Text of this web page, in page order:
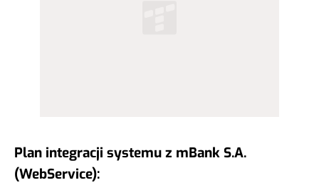
Plan integracji systemu z mBank S.A.
(WebService):